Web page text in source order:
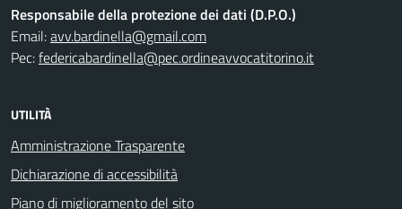
Responsabile della protezione dei dati (D.P.O.)
Email:avv.bardinella@gmail.com
Pec:federicabardinella@pec.ordineavvocatitorino.it
UTILITÀ
Amministrazione Trasparente
Dichiarazione di accessibilità
Piano di miglioramento del sito